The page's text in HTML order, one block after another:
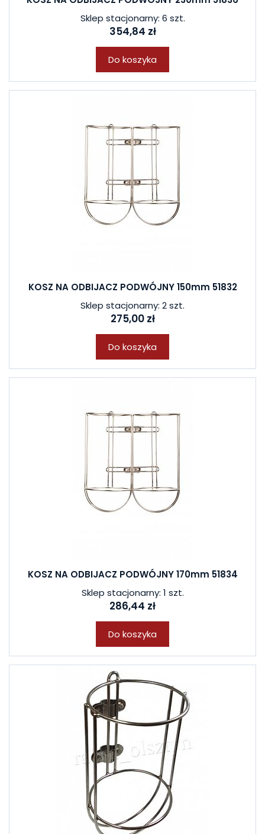
Sklep stacjonarny: 6 szt.
354,84 zł
Do koszyka
KOSZ NA ODBIJACZ PODWÓJNY 150mm 51832
Sklep stacjonarny: 2 szt.
275,00 zł
Do koszyka
KOSZ NA ODBIJACZ PODWÓJNY 170mm 51834
Sklep stacjonarny: 1 szt.
286,44 zł
Do koszyka